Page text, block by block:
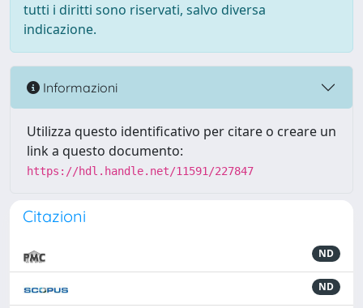
tutti i diritti sono riservati, salvo diversa
indicazione.
Informazioni
Utilizza questo identificativo per citare o creare un
link a questo documento:
https://hdl.handle.net/11591/227847
Citazioni
ND
ND